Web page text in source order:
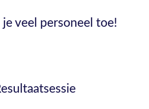
je veel personeel toe!